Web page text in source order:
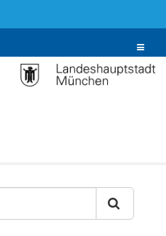
Toggle